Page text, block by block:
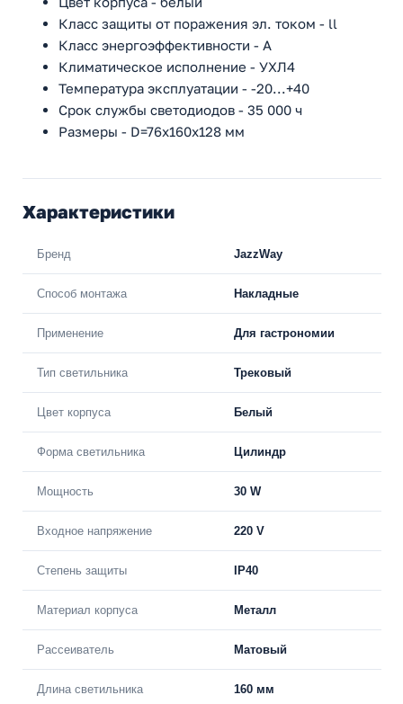
Класс защиты от поражения эл. током - ll
Класс энергоэффективности - A
Климатическое исполнение - УХЛ4
Температура эксплуатации - -20...+40
Срок службы светодиодов - 35 000 ч
Размеры - D=76x160x128 мм
Характеристики
Бренд JazzWay
Способ монтажа Накладные
Применение Для гастрономии
Тип светильника Трековый
Цвет корпуса Белый
Форма светильника Цилиндр
Мощность 30 W
Входное напряжение 220 V
Степень защиты IP40
Материал корпуса Металл
Рассеиватель Матовый
Длина светильника 160 мм